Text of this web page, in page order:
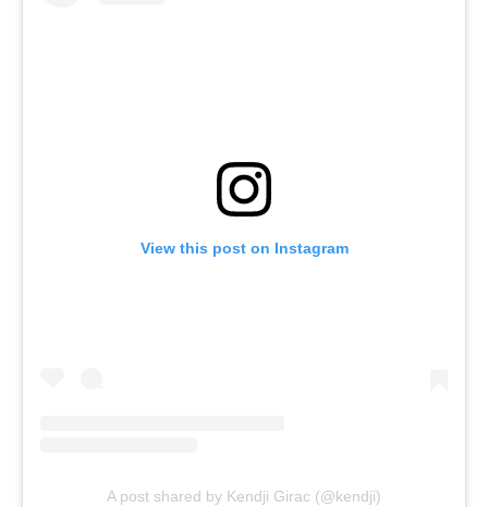
View this post on Instagram
A post shared by Kendji Girac (@kendji)